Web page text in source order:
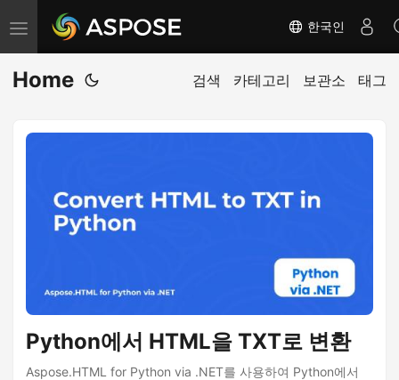
탐
색
전
한국인
Home 검색 카테고리 보관소 태그
Python에서 HTML을 TXT로 변환
Aspose.HTML for Python via .NET를 사용하여 Python에서